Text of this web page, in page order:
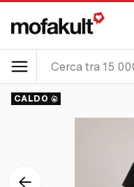
CALDO